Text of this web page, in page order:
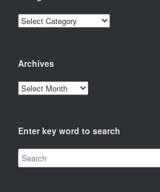
Categories
Archives
Archives
Enter key word to search